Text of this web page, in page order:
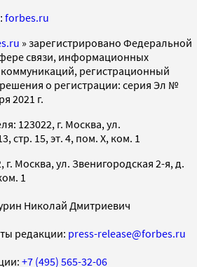
forbes.ru
» зарегистрировано Федеральной
связи, информационных
регистрационный
о регистрации: серия Эл №
2021 г.
123022, г. Москва, ул.
стр. 15, эт. 4, пом. X, ком. 1
Москва, ул. Звенигородская 2-я, д.
1
Николай Дмитриевич
редакции: press-release@forbes.ru
+7 (495) 565-32-06